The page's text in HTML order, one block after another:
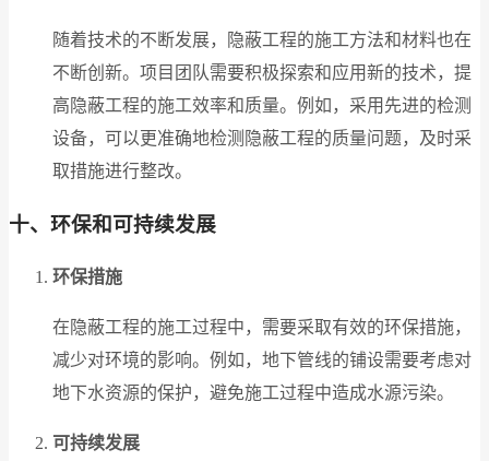
随着技术的不断发展，隐蔽工程的施工方法和材料也在
不断创新。项目团队需要积极探索和应用新的技术，提
高隐蔽工程的施工效率和质量。例如，采用先进的检测
设备，可以更准确地检测隐蔽工程的质量问题，及时采
取措施进行整改。
十、环保和可持续发展
环保措施
在隐蔽工程的施工过程中，需要采取有效的环保措施，
减少对环境的影响。例如，地下管线的铺设需要考虑对
地下水资源的保护，避免施工过程中造成水源污染。
可持续发展